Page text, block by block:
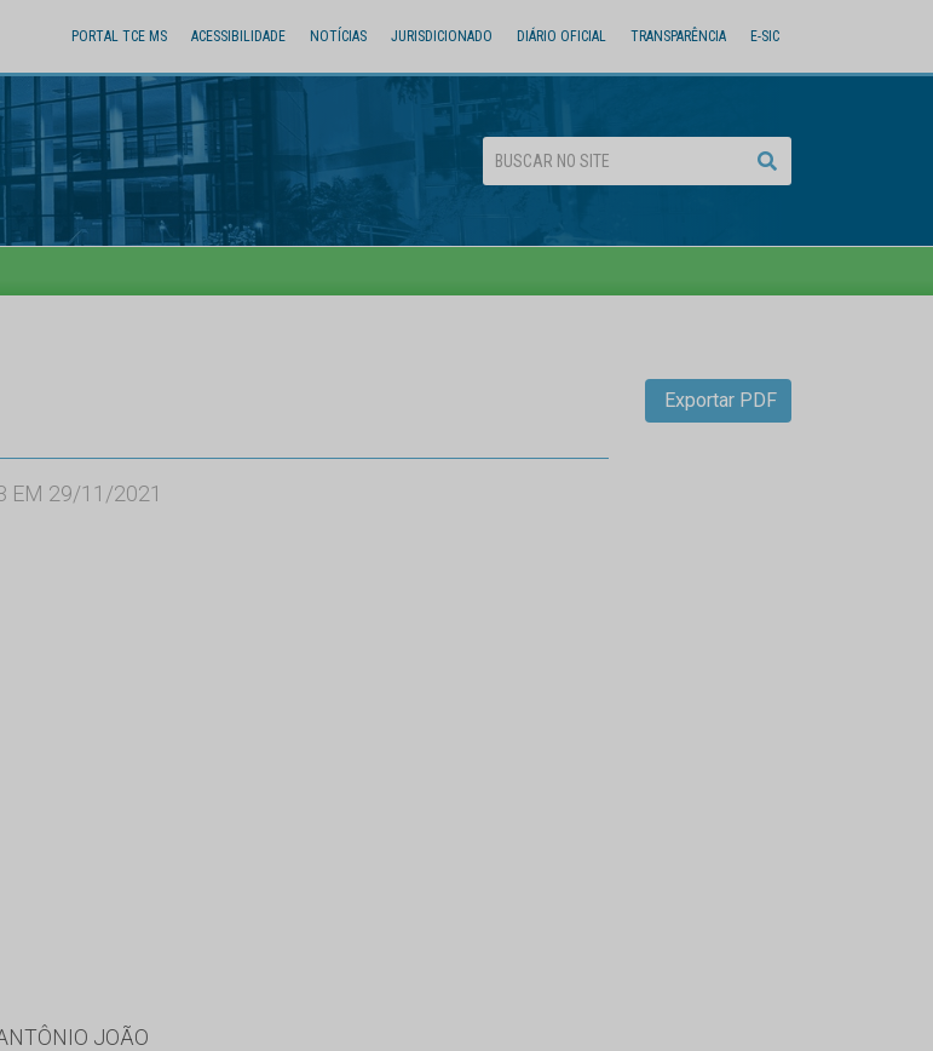
PORTAL TCE MS ACESSIBILIDADE NOTÍCIAS JURISDICIONADO DIÁRIO OFICIAL TRANSPARÊNCIA E-SIC
EM 29/11/2021
Exportar PDF
JOÃO